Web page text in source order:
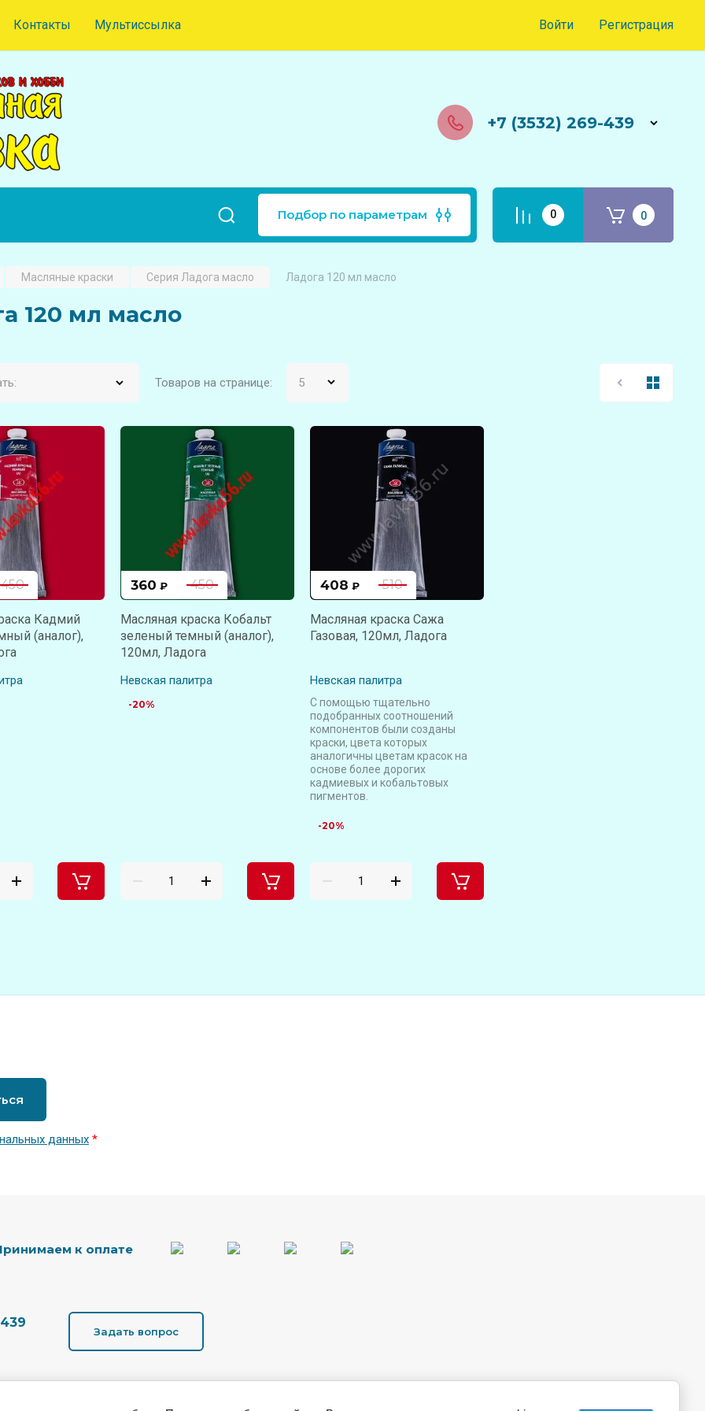
Контакты Мультиссылка Войти Регистрация
+7 (3532) 269-439
Подбор по параметрам 0 0
Масляные краски Серия Ладога масло Ладога 120 мл масло
120 мл масло
Товаров на странице:
450
Кадмий
(аналог),
450
360 ₽
Масляная краска Кобальт
зеленый темный (аналог),
120мл, Ладога
Невская палитра
-20%
510
408 ₽
Масляная краска Сажа
Газовая, 120мл, Ладога
Невская палитра
С помощью тщательно
подобранных соотношений
компонентов были созданы
краски, цвета которых
аналогичны цветам красок на
основе более дорогих
кадмиевых и кобальтовых
пигментов.
-20%
данных *
к оплате
Задать вопрос